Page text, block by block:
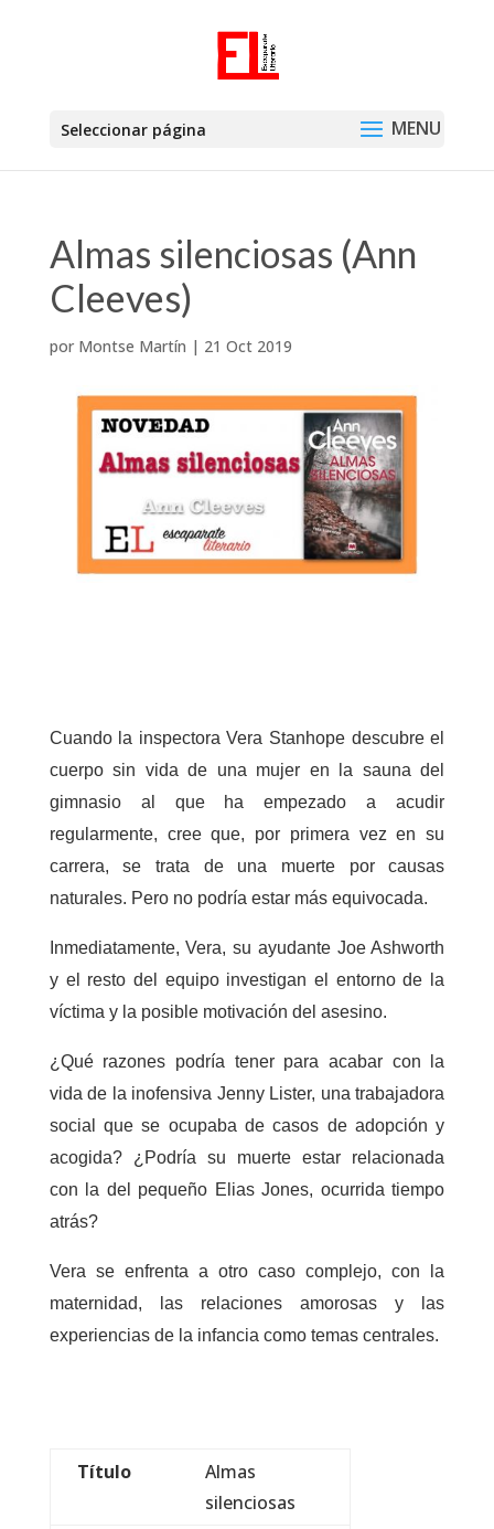
Seleccionar página
Almas silenciosas (Ann
Cleeves)
por Montse Martín | 21 Oct 2019
Cuando la inspectora Vera Stanhope descubre el
cuerpo sin vida de una mujer en la sauna del
gimnasio al que ha empezado a acudir
regularmente, cree que, por primera vez en su
carrera, se trata de una muerte por causas
naturales. Pero no podría estar más equivocada.
Inmediatamente, Vera, su ayudante Joe Ashworth
y el resto del equipo investigan el entorno de la
víctima y la posible motivación del asesino.
¿Qué razones podría tener para acabar con la
vida de la inofensiva Jenny Lister, una trabajadora
social que se ocupaba de casos de adopción y
acogida? ¿Podría su muerte estar relacionada
con la del pequeño Elias Jones, ocurrida tiempo
atrás?
Vera se enfrenta a otro caso complejo, con la
maternidad, las relaciones amorosas y las
experiencias de la infancia como temas centrales.
Título
Almas
silenciosas